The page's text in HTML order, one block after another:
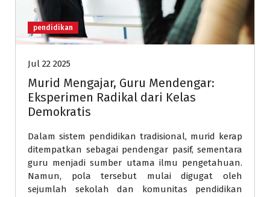
pendidikan
Jul 22 2025
Murid Mengajar, Guru Mendengar:
Eksperimen Radikal dari Kelas
Demokratis
Dalam sistem pendidikan tradisional, murid kerap
ditempatkan sebagai pendengar pasif, sementara
guru menjadi sumber utama ilmu pengetahuan.
Namun, pola tersebut mulai digugat oleh
sejumlah sekolah dan komunitas pendidikan